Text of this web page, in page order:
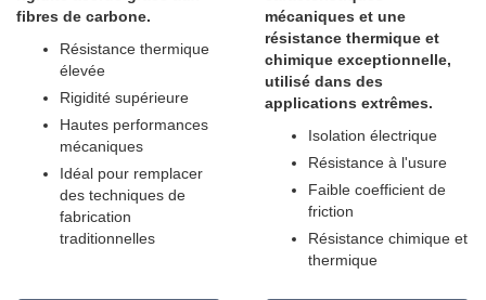
fibres de carbone.
Résistance thermique
élevée
Rigidité supérieure
Hautes performances
mécaniques
Idéal pour remplacer
des techniques de
fabrication
traditionnelles
mécaniques et une
résistance thermique et
chimique exceptionnelle,
utilisé dans des
applications extrêmes.
Isolation électrique
Résistance à l'usure
Faible coefficient de
friction
Résistance chimique et
thermique